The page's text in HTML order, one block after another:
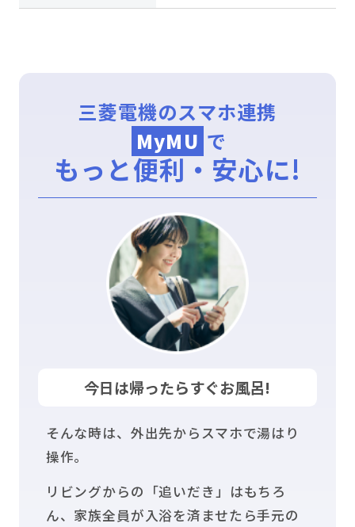
三菱電機のスマホ連携
MyMU で
もっと便利・安心に!
今日は帰ったらすぐお風呂!
そんな時は、外出先からスマホで湯はり
操作。
リビングからの「追いだき」はもちろ
ん、家族全員が入浴を済ませたら手元の